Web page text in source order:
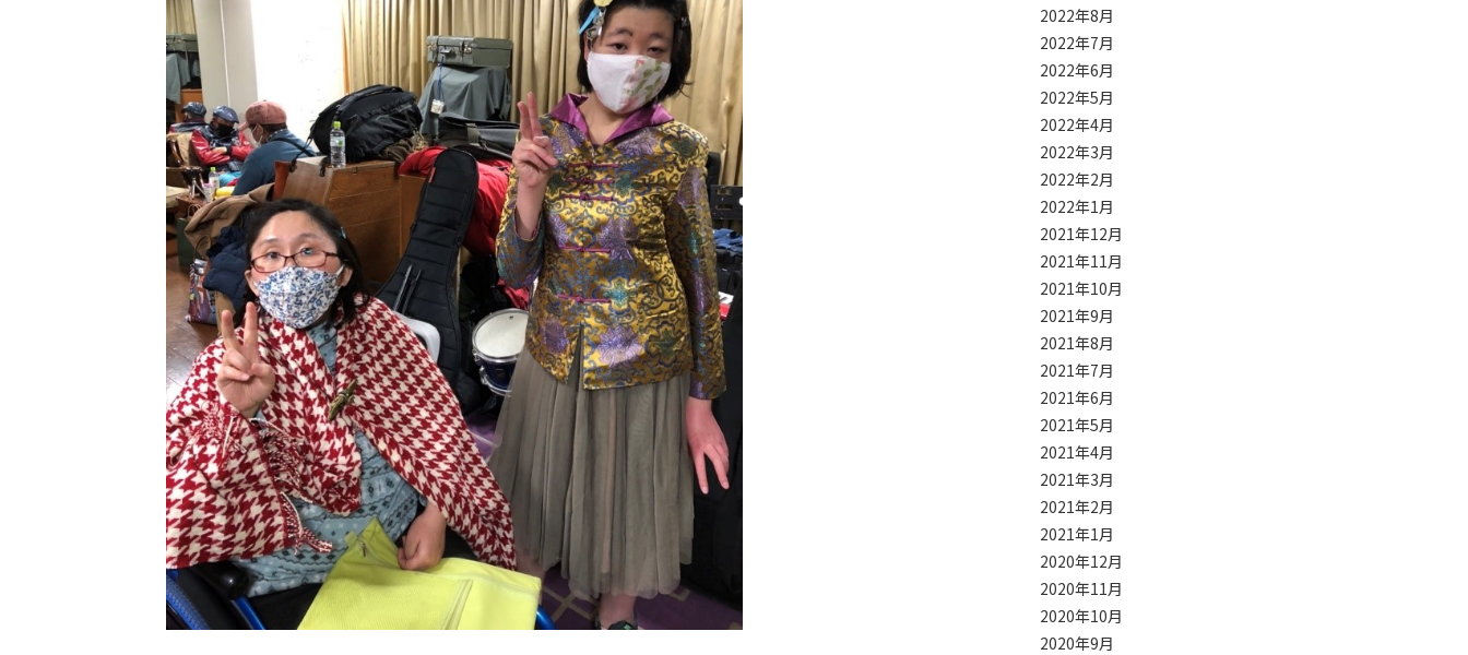
2022年8月
2022年7月
2022年6月
2022年5月
2022年4月
2022年3月
2022年2月
2022年1月
2021年12月
2021年11月
2021年10月
2021年9月
2021年8月
2021年7月
2021年6月
2021年5月
2021年4月
2021年3月
2021年2月
2021年1月
2020年12月
2020年11月
2020年10月
2020年9月